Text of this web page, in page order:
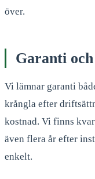
över.
Garanti
Vi lämnar garanti
krångla efter
kostnad. Vi finns
även flera år efter
enkelt.